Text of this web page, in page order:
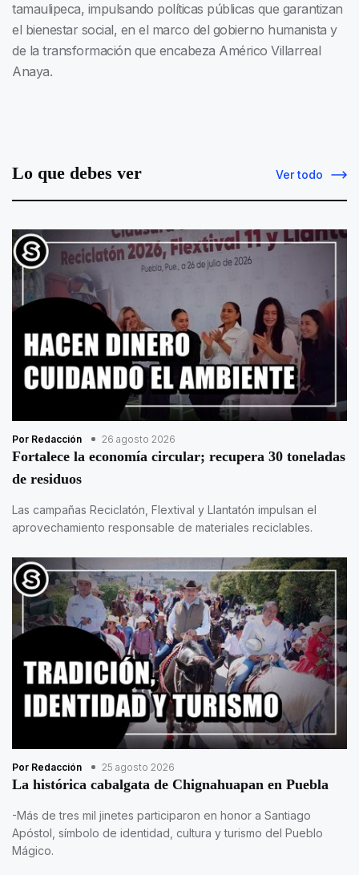
tamaulipeca, impulsando políticas públicas que garantizan
el bienestar social, en el marco del gobierno humanista y
de la transformación que encabeza Américo Villarreal
Anaya.
Lo que debes ver Ver todo
Por Redacción 26 agosto 2026
Fortalece la economía circular; recupera 30 toneladas
de residuos
Las campañas Reciclatón, Flextival y Llantatón impulsan el
aprovechamiento responsable de materiales reciclables.
Por Redacción 25 agosto 2026
La histórica cabalgata de Chignahuapan en Puebla
-Más de tres mil jinetes participaron en honor a Santiago
Apóstol, símbolo de identidad, cultura y turismo del Pueblo
Mágico.